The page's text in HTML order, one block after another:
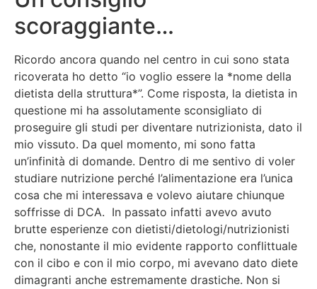
scoraggiante…
Ricordo ancora quando nel centro in cui sono stata
ricoverata ho detto “io voglio essere la *nome della
dietista della struttura*”. Come risposta, la dietista in
questione mi ha assolutamente sconsigliato di
proseguire gli studi per diventare nutrizionista, dato il
mio vissuto. Da quel momento, mi sono fatta
un’infinità di domande. Dentro di me sentivo di voler
studiare nutrizione perché l’alimentazione era l’unica
cosa che mi interessava e volevo aiutare chiunque
soffrisse di DCA. In passato infatti avevo avuto
brutte esperienze con dietisti/dietologi/nutrizionisti
che, nonostante il mio evidente rapporto conflittuale
con il cibo e con il mio corpo, mi avevano dato diete
dimagranti anche estremamente drastiche. Non si